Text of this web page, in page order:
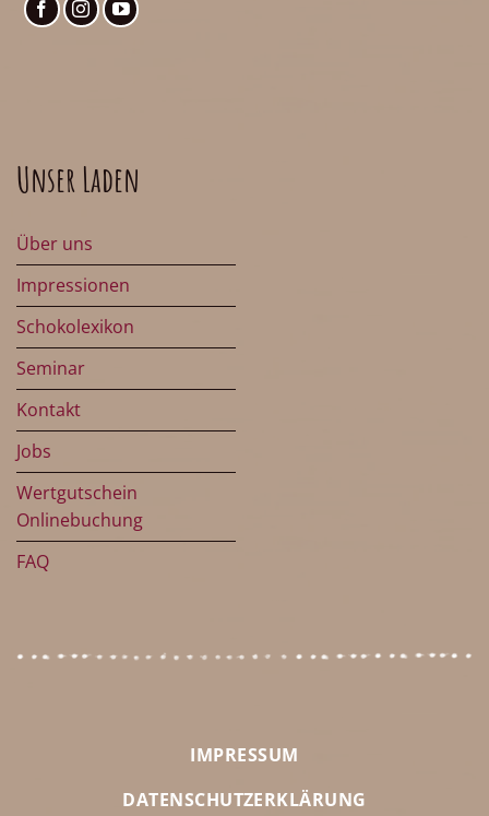
Unser Laden
Über uns
Impressionen
Schokolexikon
Seminar
Kontakt
Jobs
Wertgutschein
Onlinebuchung
FAQ
IMPRESSUM
DATENSCHUTZERKLÄRUNG